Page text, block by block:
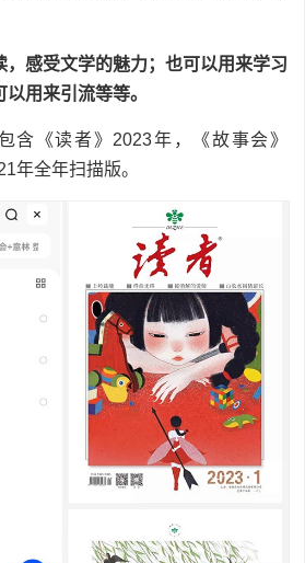
，感受文学的魅力；也可以用来学习
用来引流等等。
含《读者》2023年，《故事会》
年全年扫描版。